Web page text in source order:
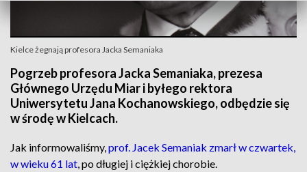
Kielce żegnają profesora Jacka Semaniaka
Pogrzeb profesora Jacka Semaniaka, prezesa
Głównego Urzędu Miar i byłego rektora
Uniwersytetu Jana Kochanowskiego, odbędzie się
w środę w Kielcach.
Jak informowaliśmy,prof. Jacek Semaniak zmarł w czwartek,
w wieku 61 lat, po długiej i ciężkiej chorobie.